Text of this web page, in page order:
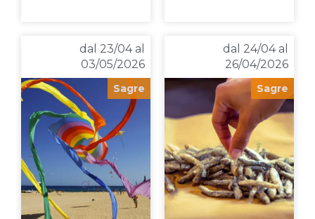
dal 23/04 al
03/05/2026
Sagre
dal 24/04 al
26/04/2026
Sagre